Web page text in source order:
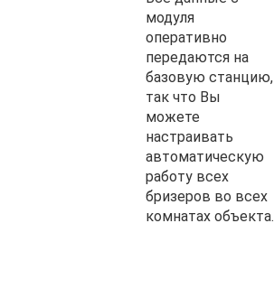
модуля
оперативно
передаются на
базовую станцию,
так что Вы
можете
настраивать
автоматическую
работу всех
бризеров во всех
комнатах объекта.